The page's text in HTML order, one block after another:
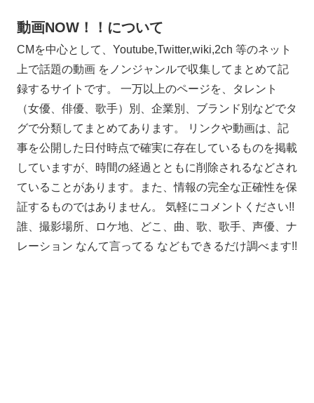
動画NOW！！について
CMを中心として、Youtube,Twitter,wiki,2ch 等のネット
上で話題の動画 をノンジャンルで収集してまとめて記
録するサイトです。 一万以上のページを、タレント
（女優、俳優、歌手）別、企業別、ブランド別などでタ
グで分類してまとめてあります。 リンクや動画は、記
事を公開した日付時点で確実に存在しているものを掲載
していますが、時間の経過とともに削除されるなどされ
ていることがあります。また、情報の完全な正確性を保
証するものではありません。 気軽にコメントください!!
誰、撮影場所、ロケ地、どこ、曲、歌、歌手、声優、ナ
レーション なんて言ってる などもできるだけ調べます!!